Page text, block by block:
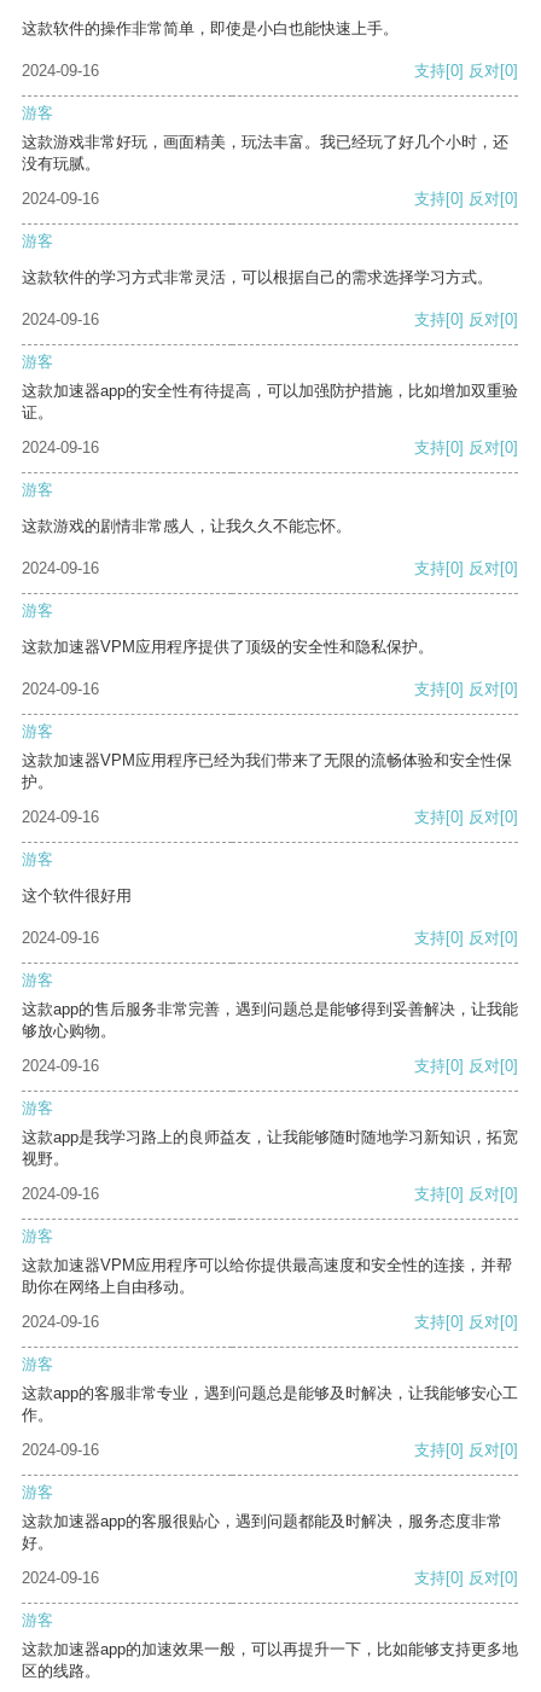
这款软件的操作非常简单，即使是小白也能快速上手。
2024-09-16 支持[0] 反对[0]
游客
这款游戏非常好玩，画面精美，玩法丰富。我已经玩了好几个小时，还
没有玩腻。
2024-09-16
支持[0] 反对[0]
游客
这款软件的学习方式非常灵活，可以根据自己的需求选择学习方式。
2024-09-16 支持[0] 反对[0]
游客
这款加速器app的安全性有待提高，可以加强防护措施，比如增加双重验
证。
2024-09-16
支持[0] 反对[0]
游客
这款游戏的剧情非常感人，让我久久不能忘怀。
2024-09-16 支持[0] 反对[0]
游客
这款加速器VPM应用程序提供了顶级的安全性和隐私保护。
2024-09-16 支持[0] 反对[0]
游客
这款加速器VPM应用程序已经为我们带来了无限的流畅体验和安全性保
护。
2024-09-16
支持[0] 反对[0]
游客
这个软件很好用
2024-09-16 支持[0] 反对[0]
游客
这款app的售后服务非常完善，遇到问题总是能够得到妥善解决，让我能
够放心购物。
2024-09-16
支持[0] 反对[0]
游客
这款app是我学习路上的良师益友，让我能够随时随地学习新知识，拓宽
视野。
2024-09-16
支持[0] 反对[0]
游客
这款加速器VPM应用程序可以给你提供最高速度和安全性的连接，并帮
助你在网络上自由移动。
2024-09-16
支持[0] 反对[0]
游客
这款app的客服非常专业，遇到问题总是能够及时解决，让我能够安心工
作。
2024-09-16
支持[0] 反对[0]
游客
这款加速器app的客服很贴心，遇到问题都能及时解决，服务态度非常
好。
2024-09-16
支持[0] 反对[0]
游客
这款加速器app的加速效果一般，可以再提升一下，比如能够支持更多地
区的线路。